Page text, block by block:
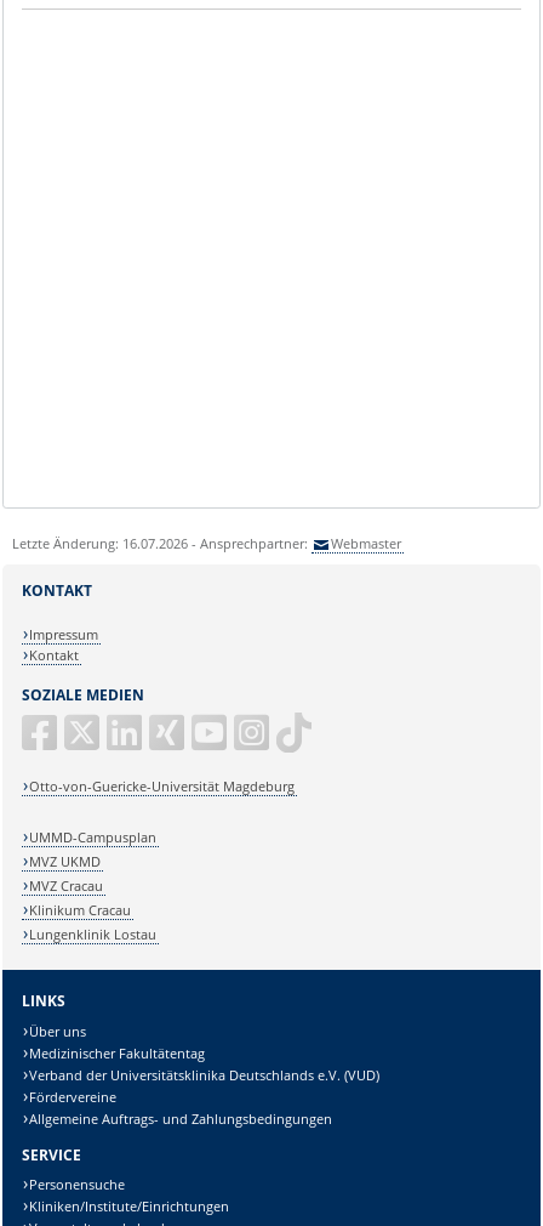
Letzte Änderung: 16.07.2026 - Ansprechpartner: Webmaster
SOZIALE MEDIEN
Otto-von-Guericke-Universität Magdeburg
KONTAKT
Impressum
Kontakt
UMMD-Campusplan
MVZ UKMD
MVZ Cracau
Klinikum Cracau
Lungenklinik Lostau
LINKS
Über uns
Medizinischer Fakultätentag
Verband der Universitätsklinika Deutschlands e.V. (VUD)
Fördervereine
Allgemeine Auftrags- und Zahlungsbedingungen
SERVICE
Personensuche
Kliniken/Institute/Einrichtungen